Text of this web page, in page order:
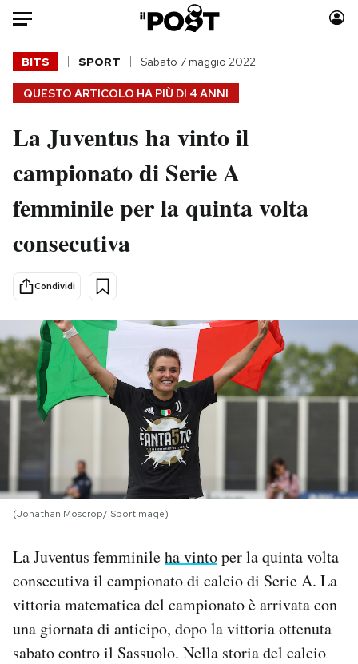
Auto
HOME
Italia
Politica
Tecnologia
Scienza
Cultura
Economia
Sport
Moda
Consumismi
Storie/Idee
Mondiali calcio 2026
PODCAST
I MIEI PREFERITI
SHOP
CALENDARIO
AREA PERSONALE
QUESTO ARTICOLO HA PIÙ DI 4 ANNI
BITS SPORT Sabato 7 maggio 2022
La Juventus ha vinto il
campionato di Serie A
femminile per la quinta volta
consecutiva
Condividi
(Jonathan Moscrop/ Sportimage)
La Juventus femminileha vintoper la quinta volta
consecutiva il campionato di calcio di Serie A. La
vittoria matematica del campionato è arrivata con
una giornata di anticipo, dopo la vittoria ottenuta
sabato contro il Sassuolo. Nella storia del calcio